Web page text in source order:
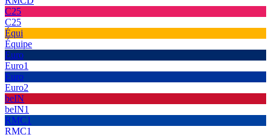
C25
C25
Équi
Équipe
Euro
Euro1
Euro
Euro2
beIN
beIN1
RMC1
RMC1